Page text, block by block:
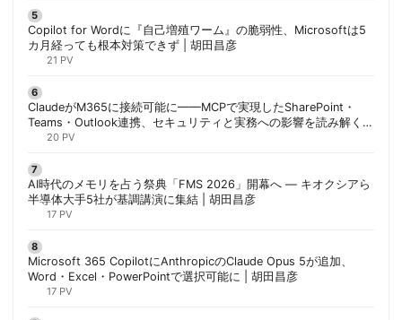
Copilot for Wordに『自己増殖ワーム』の脆弱性、Microsoftは5
カ月経っても根本対策できず | 胡田昌彦
21 PV
ClaudeがM365に接続可能に——MCPで実現したSharePoint・
Teams・Outlook連携、セキュリティと実務への影響を読み解く |
胡田昌彦
20 PV
AI時代のメモリを占う祭典「FMS 2026」開幕へ ― キオクシアら
半導体大手5社が基調講演に集結 | 胡田昌彦
17 PV
Microsoft 365 CopilotにAnthropicのClaude Opus 5が追加、
Word・Excel・PowerPointで選択可能に | 胡田昌彦
17 PV